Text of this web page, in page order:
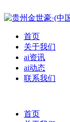
首页
关于我们
ai资讯
ai动态
联系我们
首页